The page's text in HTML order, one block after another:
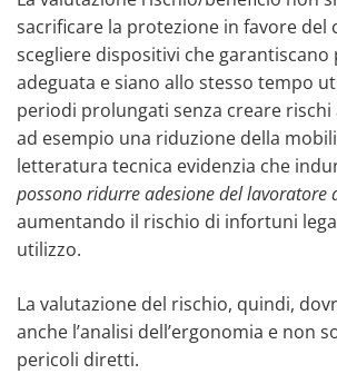
sacrificare la protezione in favore del
scegliere dispositivi che
adeguata e siano allo stesso tempo
periodi prolungati senza creare rischi
ad esempio una riduzione della
letteratura tecnica evidenzia che
possono ridurre adesione del lavoratore
aumentando il rischio di infortuni
utilizzo.
La valutazione del rischio, quindi,
anche l’analisi dell’ergonomia e non
pericoli diretti.